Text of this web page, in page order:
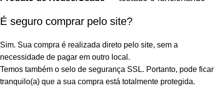
É seguro comprar pelo site?
Sim. Sua compra é realizada direto pelo site, sem a
necessidade de pagar em outro local.
Temos também o selo de segurança SSL. Portanto, pode ficar
tranquilo(a) que a sua compra está totalmente protegida.